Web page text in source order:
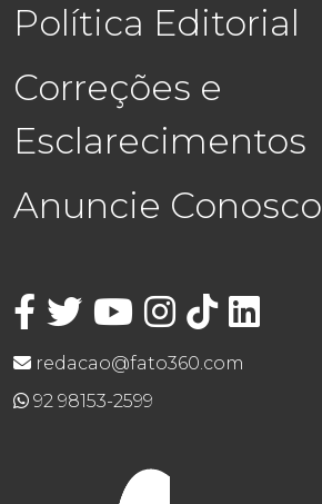
Política Editorial
Correções e
Esclarecimentos
Anuncie Conosco
redacao@fato360.com
92 98153-2599